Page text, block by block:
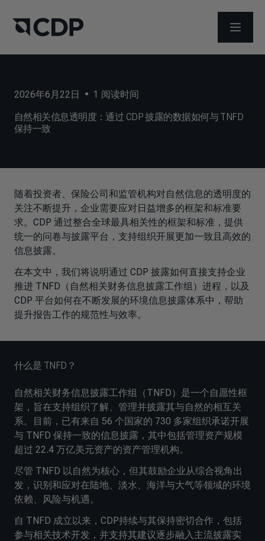
打开菜单
2026年6月22日 • 1 阅读时间
自然相关信息透明度：通过 CDP 披露的数据如何与 TNFD
保持一致
随着投资者、保险公司和监管机构对自然信息的透明度的
关注不断提升，企业需要应对日益增多的框架和标准要
求。CDP 通过整合全球最具相关性的框架和标准，提供
统一的问卷与披露平台，支持组织开展更加一致且高效的
信息披露。
在本文中，我们将说明通过 CDP 披露如何直接支持企业
推进 TNFD（自然相关财务信息披露工作组）进程，以及
CDP 平台如何在不断发展的环境信息披露体系中，帮助
提升报告工作的规范性与效率。
什么是 TNFD？
自然相关财务信息披露工作组（TNFD）是一个自愿性框
架，旨在支持组织了解、管理并披露其与自然的相互关
系。目前，已有来自 56 个国家的 730 多家组织承诺开展
与 TNFD 保持一致的信息披露，其中包括管理资产规模
超过 22.4 万亿美元资产的资产管理机构。
尽管 TNFD 以自然为核心，但其鼓励企业从综合视角出
发，识别和应对在陆地、淡水、海洋与大气等领域的环境
依赖、风险与机遇。
自 TNFD 成立以来，CDP持续与其保持密切合作，包括
参与相关技术开发，并支持其建议逐步融入主流披露实